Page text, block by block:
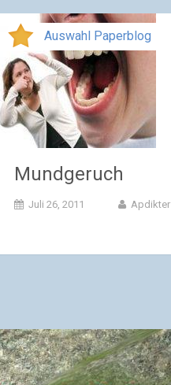
Auswahl Paperblog
Mundgeruch
Juli 26, 2011 Apdikter